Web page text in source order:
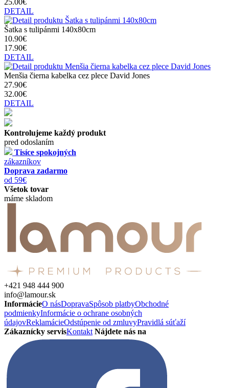
DETAIL
Šatka s tulipánmi 140x80cm
10.90€
17.90€
DETAIL
Menšia čierna kabelka cez plece David Jones
27.90€
32.00€
DETAIL
Kontrolujeme každý produkt
pred odoslaním
Tisíce spokojných
zákazníkov
Doprava zadarmo
od 59€
Všetok tovar
máme skladom
+421 948 444 900
info@lamour.sk
InformácieO násDopravaSpôsob platbyObchodné
podmienkyInformácie o ochrane osobných
údajovReklamácieOdstúpenie od zmluvyPravidlá súťaží
Zákaznícky servisKontakt Nájdete nás na